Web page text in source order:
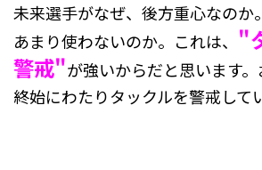
未来選手がなぜ、後方重心なのか
あまり使わないのか。これは、 "
警戒"が強いからだと思います
終始にわたりタックルを警戒して